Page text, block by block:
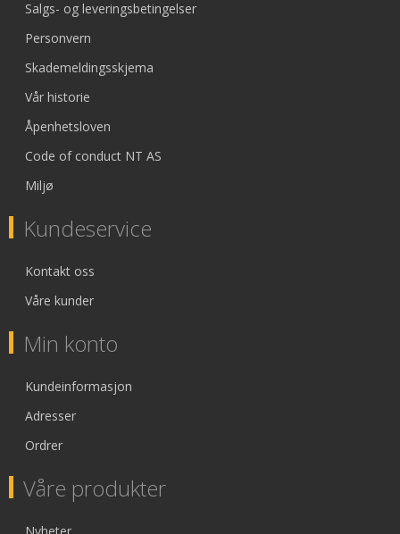
Salgs- og leveringsbetingelser
Personvern
Skademeldingsskjema
Vår historie
Åpenhetsloven
Code of conduct NT AS
Miljø
Kundeservice
Kontakt oss
Våre kunder
Min konto
Kundeinformasjon
Adresser
Ordrer
Våre produkter
Nyheter